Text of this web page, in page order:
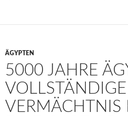
ÄGYPTEN
5000 JAHRE
VOLLSTÄNDIGE
VERMÄCHTNIS